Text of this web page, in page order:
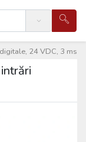
Search
24 VDC, 3 ms